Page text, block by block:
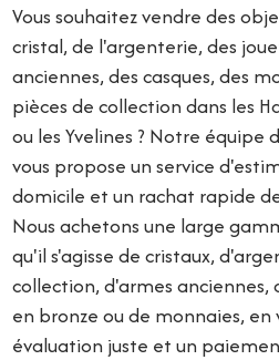
Vous souhaitez vendre des
cristal, de l'argenterie, des
anciennes, des casques, des
pièces de collection dans les
ou les Yvelines ? Notre équipe
vous propose un service
domicile et un rachat rapide
Nous achetons une large
qu'il s'agisse de cristaux,
collection, d'armes anciennes,
en bronze ou de monnaies,
évaluation juste et un